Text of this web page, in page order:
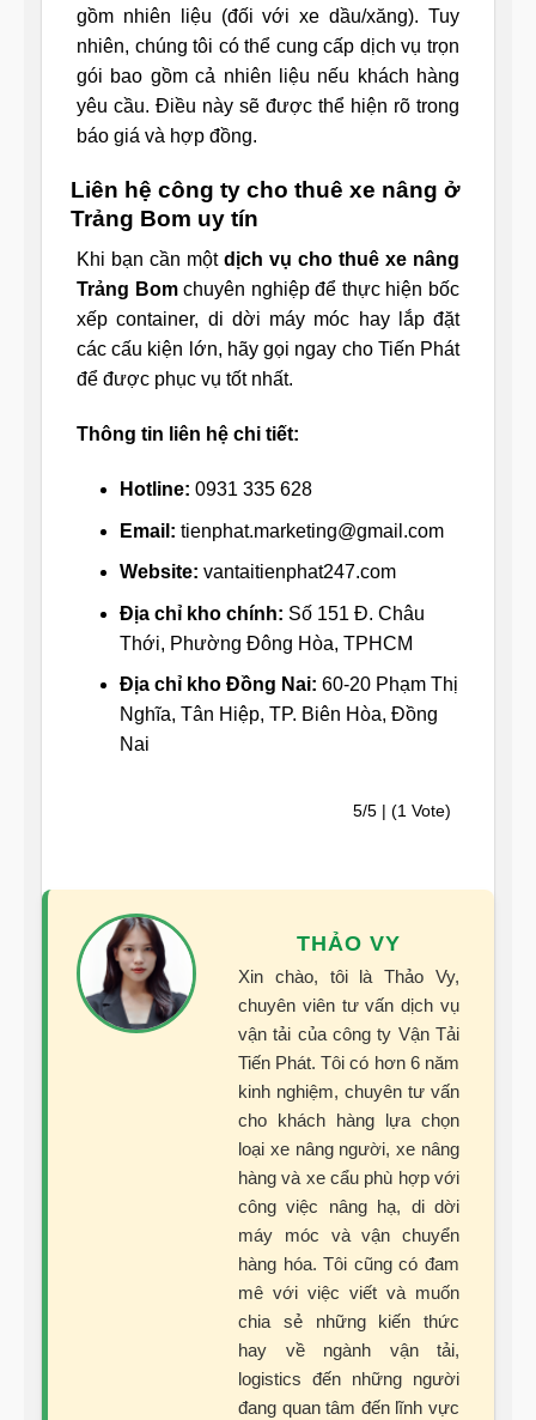
gồm nhiên liệu (đối với xe dầu/xăng). Tuy
nhiên, chúng tôi có thể cung cấp dịch vụ trọn
gói bao gồm cả nhiên liệu nếu khách hàng
yêu cầu. Điều này sẽ được thể hiện rõ trong
báo giá và hợp đồng.
Liên hệ công ty cho thuê xe nâng ở
Trảng Bom uy tín
Khi bạn cần một dịch vụ cho thuê xe nâng
Trảng Bomchuyên nghiệp để thực hiện bốc
xếp container, di dời máy móc hay lắp đặt
các cấu kiện lớn, hãy gọi ngay cho Tiến Phát
để được phục vụ tốt nhất.
Thông tin liên hệ chi tiết:
Hotline: 0931 335 628
Email: tienphat.marketing@gmail.com
Website: vantaitienphat247.com
Địa chỉ kho chính: Số 151 Đ. Châu
Thới, Phường Đông Hòa, TPHCM
Địa chỉ kho Đồng Nai: 60-20 Phạm Thị
Nghĩa, Tân Hiệp, TP. Biên Hòa, Đồng
Nai
5/5 | (1 Vote)
THẢO VY
Xin chào, tôi là Thảo Vy,
chuyên viên tư vấn dịch vụ
vận tải của công ty Vận Tải
Tiến Phát. Tôi có hơn 6 năm
kinh nghiệm, chuyên tư vấn
cho khách hàng lựa chọn
loại xe nâng người, xe nâng
hàng và xe cẩu phù hợp với
công việc nâng hạ, di dời
máy móc và vận chuyển
hàng hóa. Tôi cũng có đam
mê với việc viết và muốn
chia sẻ những kiến thức
hay về ngành vận tải,
logistics đến những người
đang quan tâm đến lĩnh vực